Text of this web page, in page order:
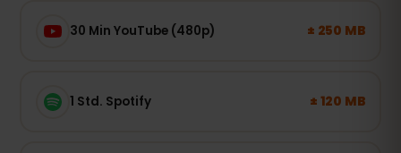
30 Min YouTube (480p) ± 250 MB
1 Std. Spotify ± 120 MB